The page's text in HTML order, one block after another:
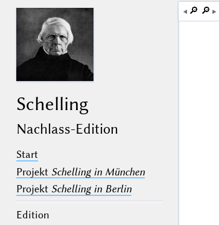
Schelling
Nachlass-Edition
Start
Projekt Schelling in München
Projekt Schelling in Berlin
Edition
🔎︎ 🔎︎